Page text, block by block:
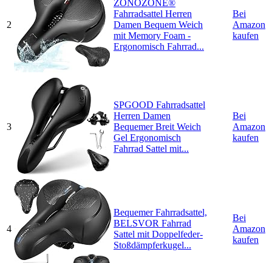
2
ZONOZONE®
Fahrradsattel Herren
Damen Bequem Weich
mit Memory Foam -
Ergonomisch Fahrrad...
Bei
Amazon
kaufen
3
SPGOOD Fahrradsattel
Herren Damen
Bequemer Breit Weich
Gel Ergonomisch
Fahrrad Sattel mit...
Bei
Amazon
kaufen
4
Bequemer Fahrradsattel,
BELSVOR Fahrrad
Sattel mit Doppelfeder-
Stoßdämpferkugel...
Bei
Amazon
kaufen